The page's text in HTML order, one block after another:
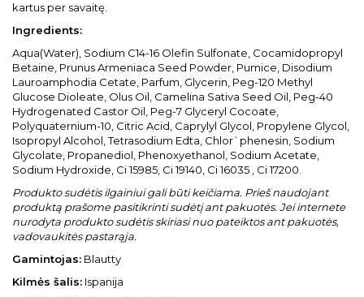
kartus per savaitę.
Ingredients:
Aqua(Water), Sodium C14-16 Olefin Sulfonate, Cocamidopropyl
Betaine, Prunus Armeniaca Seed Powder, Pumice, Disodium
Lauroamphodia Cetate, Parfum, Glycerin, Peg-120 Methyl
Glucose Dioleate, Olus Oil, Camelina Sativa Seed Oil, Peg-40
Hydrogenated Castor Oil, Peg-7 Glyceryl Cocoate,
Polyquaternium-10, Citric Acid, Caprylyl Glycol, Propylene Glycol,
Isopropyl Alcohol, Tetrasodium Edta, Chlor`phenesin, Sodium
Glycolate, Propanediol, Phenoxyethanol, Sodium Acetate,
Sodium Hydroxide, Ci 15985, Ci 19140, Ci 16035 , Ci 17200.
Produkto sudėtis ilgainiui gali būti keičiama. Prieš naudojant
produktą prašome pasitikrinti sudėtį ant pakuotės. Jei internete
nurodyta produkto sudėtis skiriasi nuo pateiktos ant pakuotės,
vadovaukitės pastarąja.
Gamintojas: Blautty
Kilmės šalis: Ispanija